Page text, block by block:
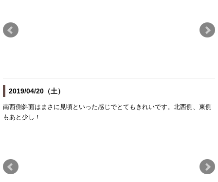
2019/04/20（土）
南西側斜面はまさに見頃といった感じでとてもきれいです。北西側、東側
もあと少し！